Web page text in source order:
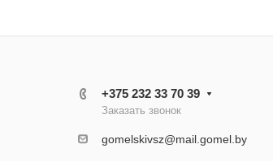
+375 232 33 70 39
Заказать звонок
gomelskivsz@mail.gomel.by